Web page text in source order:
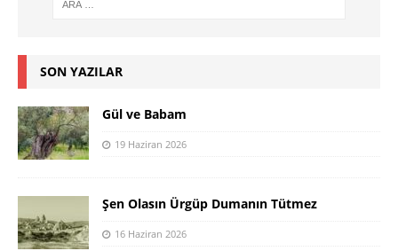
SON YAZILAR
Gül ve Babam
19 Haziran 2026
Şen Olasın Ürgüp Dumanın Tütmez
16 Haziran 2026